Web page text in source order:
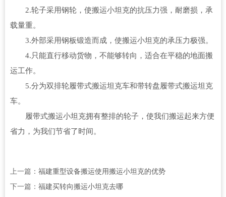
2.轮子采用钢轮，使搬运小坦克的抗压力强，耐磨损，承
载量重。
3.外部采用钢板锻造而成，使搬运小坦克的承压力极强。
4.只能直行移动货物，不能够转向，适合在平稳的地面搬
运工作。
5.分为双排轮履带式搬运坦克车和带转盘履带式搬运坦克
车。
履带式搬运小坦克拥有整排的轮子，使我们搬运起来方便
省力，为我们节省了时间。
上一篇： 福建重型设备搬运使用搬运小坦克的优势
下一篇： 福建买转向搬运小坦克去哪